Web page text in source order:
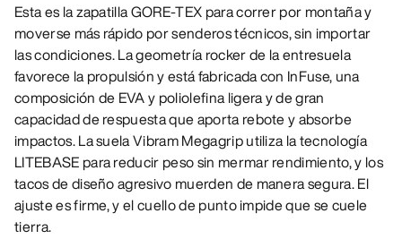
Esta es la zapatilla GORE-TEX para correr por montaña y
moverse más rápido por senderos técnicos, sin importar
las condiciones. La geometría rocker de la entresuela
favorece la propulsión y está fabricada con InFuse, una
composición de EVA y poliolefina ligera y de gran
capacidad de respuesta que aporta rebote y absorbe
impactos. La suela Vibram Megagrip utiliza la tecnología
LITEBASE para reducir peso sin mermar rendimiento, y los
tacos de diseño agresivo muerden de manera segura. El
ajuste es firme, y el cuello de punto impide que se cuele
tierra.